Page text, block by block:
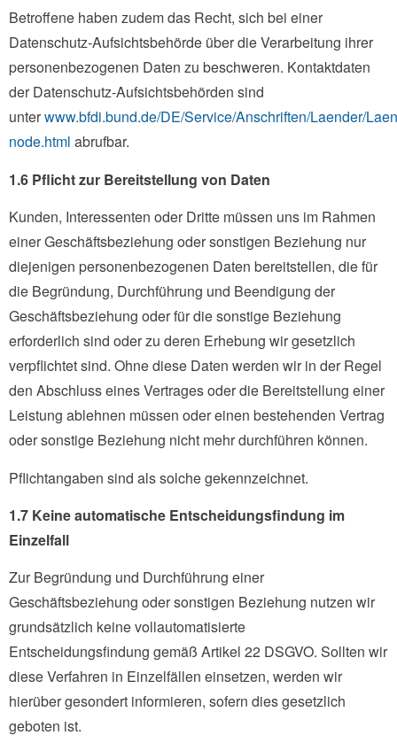
Betroffene haben zudem das Recht, sich bei einer
Datenschutz-Aufsichtsbehörde über die Verarbeitung ihrer
personenbezogenen Daten zu beschweren. Kontaktdaten
der Datenschutz-Aufsichtsbehörden sind
unterwww.bfdi.bund.de/DE/Service/Anschriften/Laender/
node.html abrufbar.
1.6 Pflicht zur Bereitstellung von Daten
Kunden, Interessenten oder Dritte müssen uns im Rahmen
einer Geschäftsbeziehung oder sonstigen Beziehung nur
diejenigen personenbezogenen Daten bereitstellen, die für
die Begründung, Durchführung und Beendigung der
Geschäftsbeziehung oder für die sonstige Beziehung
erforderlich sind oder zu deren Erhebung wir gesetzlich
verpflichtet sind. Ohne diese Daten werden wir in der Regel
den Abschluss eines Vertrages oder die Bereitstellung einer
Leistung ablehnen müssen oder einen bestehenden Vertrag
oder sonstige Beziehung nicht mehr durchführen können.
Pflichtangaben sind als solche gekennzeichnet.
1.7 Keine automatische Entscheidungsfindung im
Einzelfall
Zur Begründung und Durchführung einer
Geschäftsbeziehung oder sonstigen Beziehung nutzen wir
grundsätzlich keine vollautomatisierte
Entscheidungsfindung gemäß Artikel 22 DSGVO. Sollten wir
diese Verfahren in Einzelfällen einsetzen, werden wir
hierüber gesondert informieren, sofern dies gesetzlich
geboten ist.